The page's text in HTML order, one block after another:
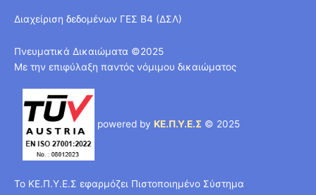
Διαχείριση δεδομένων ΓΕΣ Β4 (ΔΣΛ)
Πνευματικά Δικαιώματα ©2025
Με την επιφύλαξη παντός νόμιμου δικαιώματος
powered by ΚΕ.Π.Υ.Ε.Σ © 2025
Το ΚΕ.Π.Υ.Ε.Σ εφαρμόζει Πιστοποιημένο Σύστημα